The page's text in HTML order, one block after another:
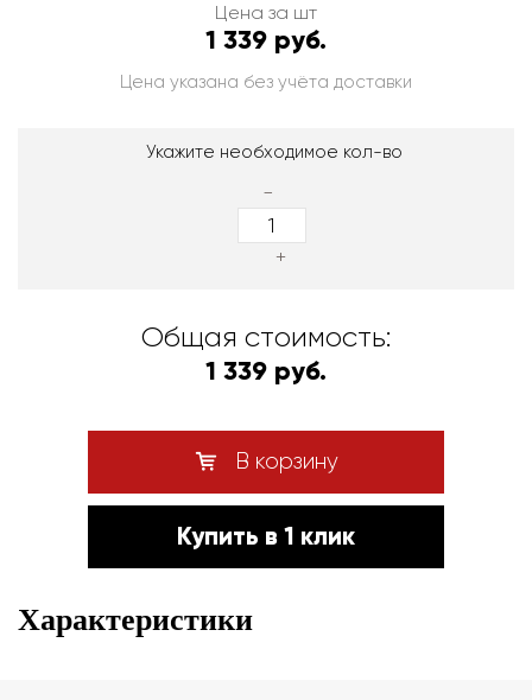
Цена за шт
1 339 руб.
Цена указана без учёта доставки
Укажите необходимое кол-во
-
+
Общая стоимость:
1 339 руб.
В корзину
Купить в 1 клик
Характеристики